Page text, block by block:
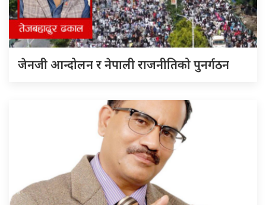
जेनजी आन्दोलन र नेपाली राजनीतिको पुनर्गठन